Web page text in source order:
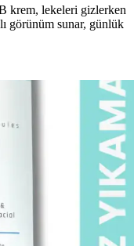
krem, lekeleri gizlerken
görünüm sunar, günlük